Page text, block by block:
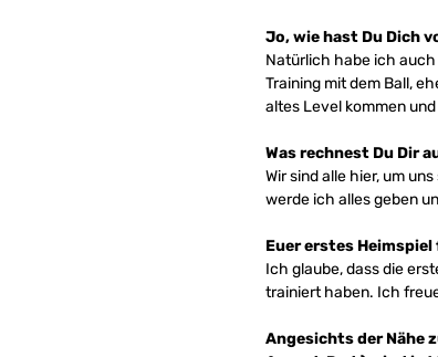
Jo, wie hast Du Dich
Natürlich habe ich
Training mit dem Ball,
altes Level kommen
Was rechnest Du Dir
Wir sind alle hier, um
werde ich alles geben
Euer erstes
Ich glaube, dass die
trainiert haben. Ich
Angesichts der Nähe